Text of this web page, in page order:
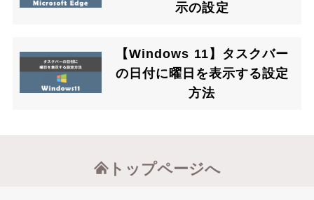
示の設定
【Windows 11】タスクバー
の日付に曜日を表示する設定
方法
トップページへ